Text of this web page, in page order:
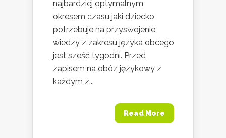
najbardziej optymalnym
okresem czasu jaki dziecko
potrzebuje na przyswojenie
wiedzy z zakresu języka obcego
jest sześć tygodni. Przed
zapisem na obóz językowy z
każdym z...
Read More